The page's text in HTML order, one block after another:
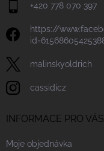
+420 778 070 397
https://
malinskyoldrich
cassidicz
INFORMACE PRO VÁS
Moje objednávka